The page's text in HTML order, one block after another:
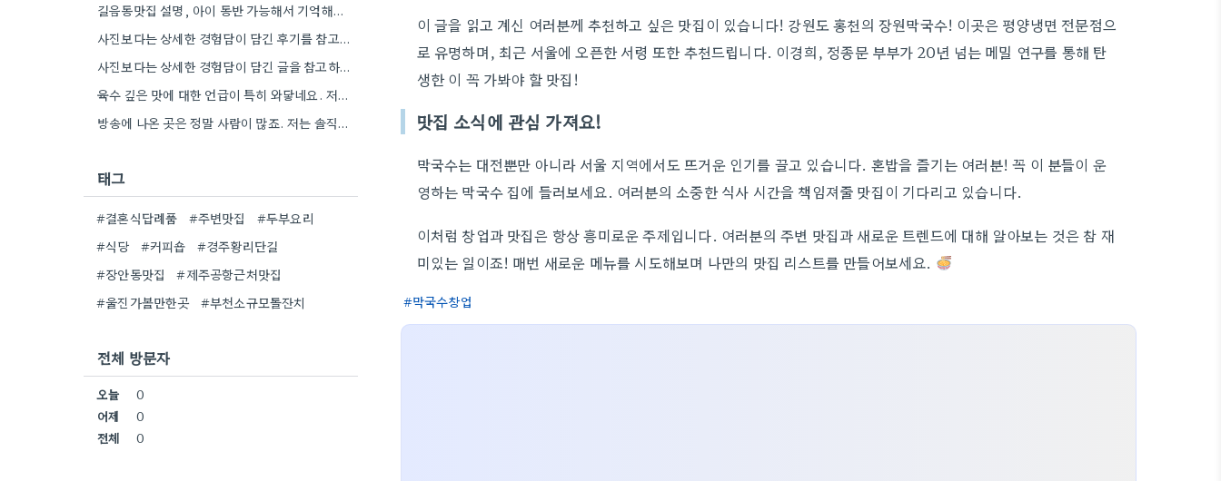
이 글을 읽고 계신 여러분께 추천하고 싶은 맛집이 있습니다! 강원도 홍천의 장원막국수! 이곳은 평양냉면 전문점으
로 유명하며, 최근 서울에 오픈한 서령 또한 추천드립니다. 이경희, 정종문 부부가 20년 넘는 메밀 연구를 통해 탄
생한 이 꼭 가봐야 할 맛집!
맛집 소식에 관심 가져요!
막국수는 대전뿐만 아니라 서울 지역에서도 뜨거운 인기를 끌고 있습니다. 혼밥을 즐기는 여러분! 꼭 이 분들이 운
영하는 막국수 집에 들러보세요. 여러분의 소중한 식사 시간을 책임져줄 맛집이 기다리고 있습니다.
이처럼 창업과 맛집은 항상 흥미로운 주제입니다. 여러분의 주변 맛집과 새로운 트렌드에 대해 알아보는 것은 참 재
미있는 일이죠! 매번 새로운 메뉴를 시도해보며 나만의 맛집 리스트를 만들어보세요.
막국수창업
길음동맛집 설명, 아이 동반 가능해서 기억해뒀어요. 덕분에 다음 방문할 때 훨씬 수월할 것 같아요.
사진보다는 상세한 경험담이 담긴 후기를 참고하는 게 정말 공감되네요. 특히 어떤 점이 좋았고 아쉬웠는지 구체적으로…
사진보다는 상세한 경험담이 담긴 글을 참고하는 게 좋더라고요. 영화 상영회 경험이 기억에 남는다는 점이 흥미롭네요.
육수 깊은 맛에 대한 언급이 특히 와닿네요. 저도 음식을 먹을 때 육수의 깊은 맛을 중요하게…
방송에 나온 곳은 정말 사람이 많죠. 저는 솔직히 메뉴 자체의 품질이 더 중요하다고 생각해요.
태그
#결혼식답례품 #주변맛집
#두부요리
#식당
#커피숍
#경주황리단길
#장안동맛집
#제주공항근처맛집
#울진가볼만한곳
#부천소규모돌잔치
전체 방문자
오늘
0
어제
0
전체
0